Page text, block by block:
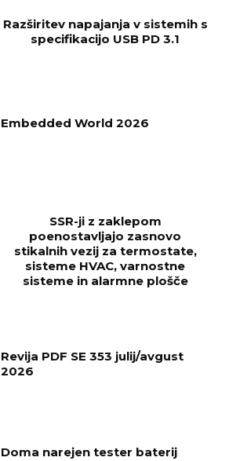
Razširitev napajanja v sistemih s
specifikacijo USB PD 3.1
Embedded World 2026
SSR-ji z zaklepom
poenostavljajo zasnovo
stikalnih vezij za termostate,
sisteme HVAC, varnostne
sisteme in alarmne plošče
Revija PDF SE 353 julij/avgust
2026
Doma narejen tester baterij